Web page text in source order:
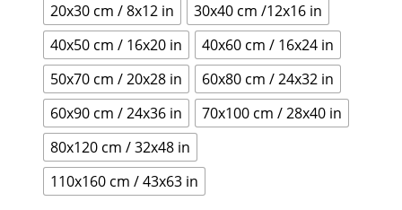
20x30 cm / 8x12 in
30x40 cm /12x16 in
40x50 cm / 16x20 in
40x60 cm / 16x24 in
50x70 cm / 20x28 in
60x80 cm / 24x32 in
60x90 cm / 24x36 in
70x100 cm / 28x40 in
80x120 cm / 32x48 in
110x160 cm / 43x63 in